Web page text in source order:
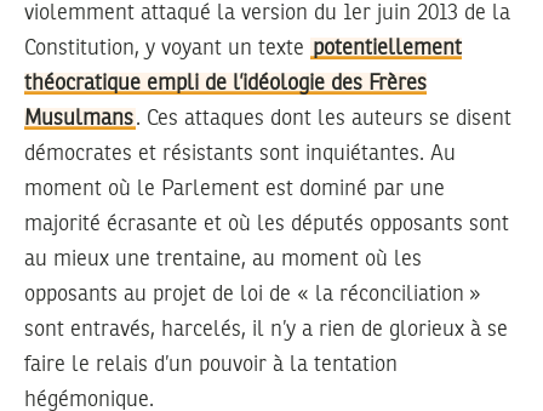
violemment attaqué la version du 1er juin 2013 de la
Constitution, y voyant un texte potentiellement
théocratique empli de l’idéologie des Frères
Musulmans. Ces attaques dont les auteurs se disent
démocrates et résistants sont inquiétantes. Au
moment où le Parlement est dominé par une
majorité écrasante et où les députés opposants sont
au mieux une trentaine, au moment où les
opposants au projet de loi de « la réconciliation »
sont entravés, harcelés, il n’y a rien de glorieux à se
faire le relais d’un pouvoir à la tentation
hégémonique.